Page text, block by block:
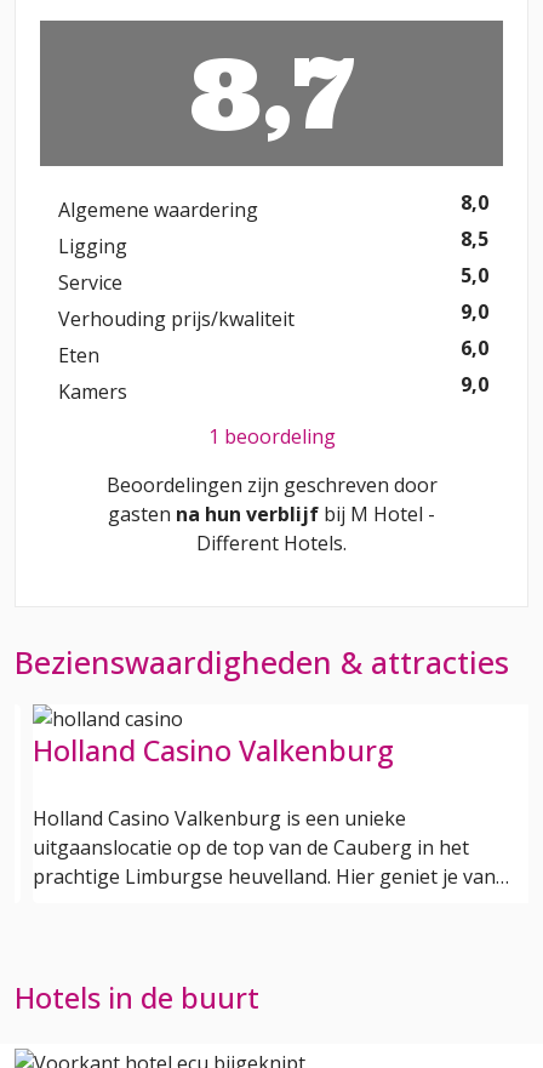
8,7
Algemene waardering
8,0
Ligging
8,5
Service
5,0
Verhouding prijs/kwaliteit
9,0
Eten
6,0
Kamers
9,0
1 beoordeling
Beoordelingen zijn geschreven door
gasten na hun verblijf bij M Hotel -
Different Hotels.
Bezienswaardigheden & attracties
Holland Casino Valkenburg
Holland Casino Valkenburg is een unieke
uitgaanslocatie op de top van de Cauberg in het
prachtige Limburgse heuvelland. Hier geniet je van…
Hotels in de buurt